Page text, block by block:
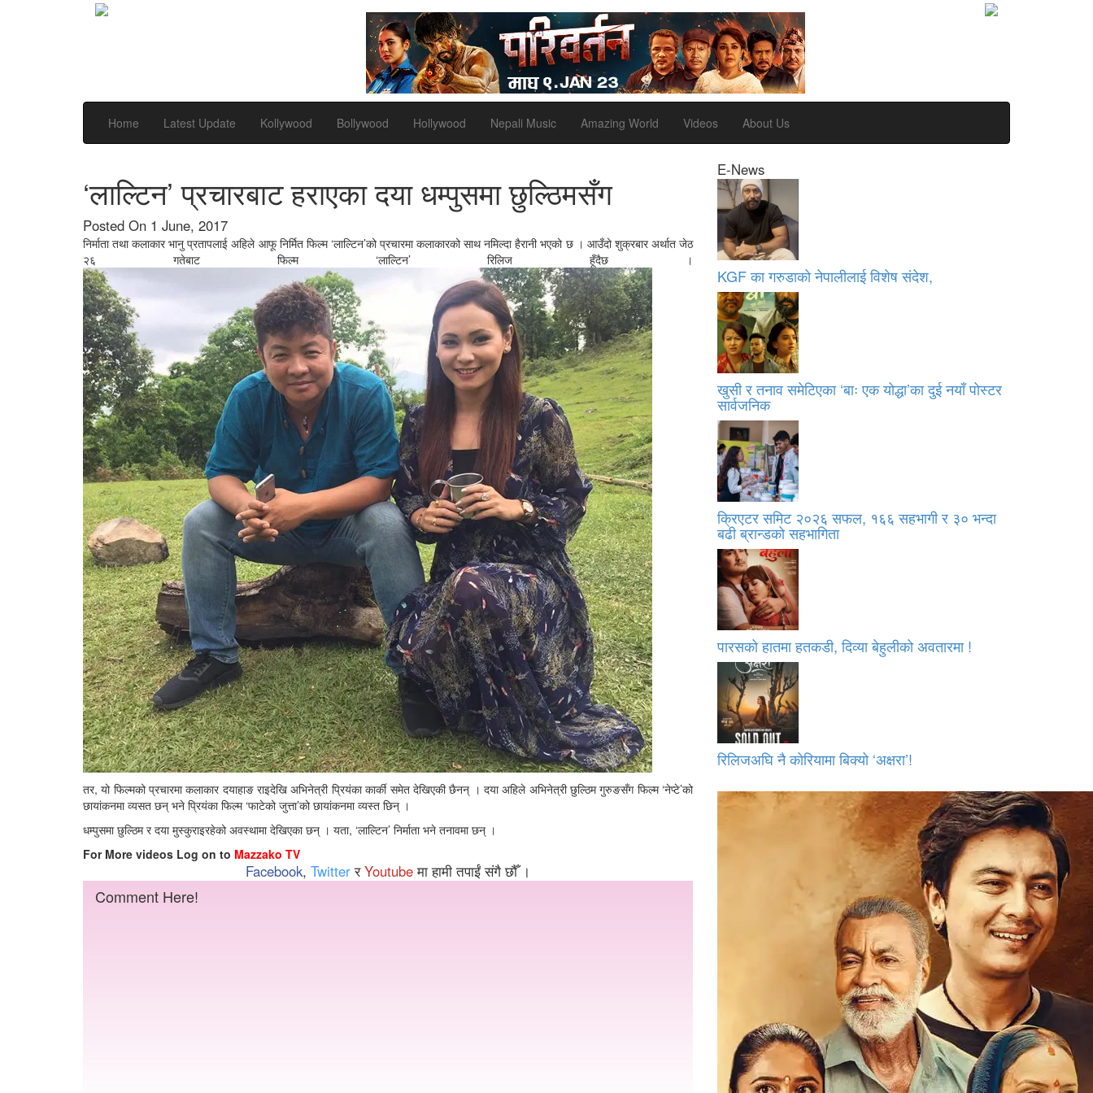
Home Latest Update Kollywood Bollywood Hollywood Nepali Music Amazing World Videos About Us
‘लाल्टिन’ प्रचारबाट हराएका दया धम्पुसमा छुल्ठिमसँग
Posted On 1 June, 2017
निर्माता तथा कलाकार भानु प्रतापलाई अहिले आफू निर्मित फिल्म ‘लाल्टिन’को प्रचारमा कलाकारको साथ नमिल्दा हैरानी भएको छ । आउँदो शुक्रबार अर्थात जेठ
२६ गतेबाट फिल्म ‘लाल्टिन’ रिलिज हूँदैछ ।
तर, यो फिल्मको प्रचारमा कलाकार दयाहाङ राइदेखि अभिनेत्री प्रियंका कार्की समेत देखिएकी छैनन् । दया अहिले अभिनेत्री छुल्ठिम गुरुङसँग फिल्म ‘नेप्टे’को
छायांकनमा व्यसत छन् भने प्रियंका फिल्म ‘फाटेको जुत्ता’को छायांकनमा व्यस्त छिन् ।
धम्पुसमा छुल्ठिम र दया मुस्कुराइरहेको अवस्थामा देखिएका छन् । यता, ‘लाल्टिन’ निर्माता भने तनावमा छन् ।
For More videos Log on to Mazzako TV
Facebook, TwitterरYoutubeमा हामी तपाईं संगै छौँ ।
Comment Here!
E-News
KGF का गरुडाको नेपालीलाई विशेष संदेश,
खुसी र तनाव समेटिएका ‘बाः एक योद्धा’का दुई नयाँ पोस्टर
सार्वजनिक
क्रिएटर समिट २०२६ सफल, १६६ सहभागी र ३० भन्दा
बढी ब्रान्डको सहभागिता
पारसको हातमा हतकडी, दिव्या बेहुलीको अवतारमा !
रिलिजअघि नै कोरियामा बिक्यो ‘अक्षरा’!